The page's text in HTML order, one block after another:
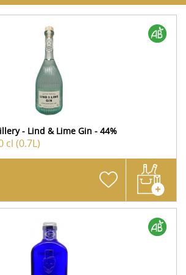
- Lind & Lime Gin - 44%
cl (0.7L)